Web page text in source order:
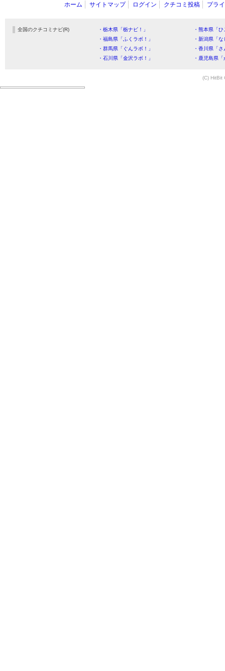
ホーム サイトマップ ログイン クチコミ投稿 プラ
全国のクチコミナビ(R) ・栃木県「栃ナビ！」
・熊本県「
・福島県「ふくラボ！」
・新潟県「
・群馬県「ぐんラボ！」
・香川県「
・石川県「金沢ラボ！」
・鹿児島県
(C) HitBit